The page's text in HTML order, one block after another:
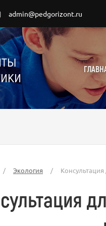
admin@pedgorizont.ru
/ Экология /